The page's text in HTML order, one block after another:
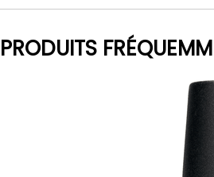
PRODUITS